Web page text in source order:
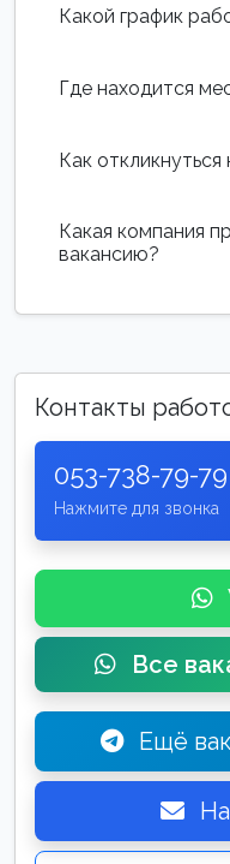
Какой график
Где находится
Как
Какая компания
вакансию?
Контакты
053-738-79-79
Нажмите для звонка
Все
Ещё